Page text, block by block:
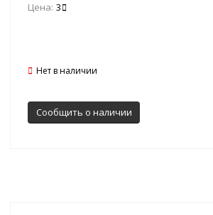
Цена: 3
Нет в наличии
Сообщить о наличии